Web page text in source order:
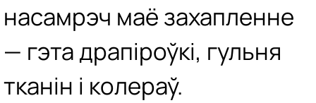
насамрэч маё захапленне
— гэта драпіроўкі, гульня
тканін і колераў.